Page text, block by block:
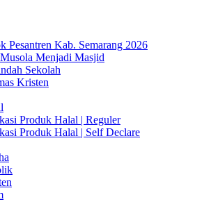
Pesantren Kab. Semarang 2026
Menjadi Masjid
Sekolah
Kristen
Produk Halal | Reguler
Produk Halal | Self Declare